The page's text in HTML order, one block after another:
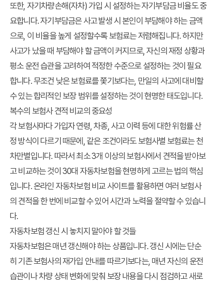
또한, 자기차량손해(자차) 가입 시 설정하는 자기부담금 비율도 중
요합니다. 자기부담금은 사고 발생 시 본인이 부담해야 하는 금액
으로, 이 비율을 높게 설정할수록 보험료는 저렴해집니다. 하지만
사고가 났을 때 부담해야 할 금액이 커지므로, 자신의 재정 상황과
평소 운전 습관을 고려하여 적정한 수준으로 설정하는 것이 필요
합니다. 무조건 낮은 보험료를 쫓기보다는, 만일의 사고에 대비할
수 있는 합리적인 보장 범위를 설정하는 것이 현명한 태도입니다.
복수의 보험사 견적 비교의 중요성
각 보험사마다 가입자 연령, 차종, 사고 이력 등에 대한 위험률 산
정 방식이 다르기 때문에, 같은 조건이라도 보험사별 보험료는 천
차만별입니다. 따라서 최소 3개 이상의 보험사에서 견적을 받아보
고 비교하는 것이 30대 자동차보험을 현명하게 고르는 법의 핵심
입니다. 온라인 자동차보험 비교 사이트를 활용하면 여러 보험사
의 견적을 한 번에 비교할 수 있어 시간과 노력을 절약할 수 있습니
다.
자동차보험 갱신 시 놓치지 말아야 할 것들
자동차보험은 매년 갱신해야 하는 상품입니다. 갱신 시에는 단순
히 기존 보험사의 재가입 안내를 따르기보다는, 매년 자신의 운전
습관이나 차량 상태 변화에 맞춰 보장 내용을 다시 점검하고 새로